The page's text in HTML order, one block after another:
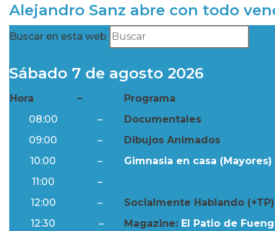
Alejandro Sanz abre con todo
Buscar en esta web
Sábado 7 de agosto 2026
Hora –
Programa
08:00
–
Documentales
09:00
–
Dibujos Animados
10:00
–
Gimnasia en casa (Mayores)
11:00
–
12:00
–
Socialmente Hablando (+TP)
12:30
– Magazine: El Patio de